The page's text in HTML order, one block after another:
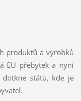
produktů a výrobků
EU přebytek a nyní
států, kde je